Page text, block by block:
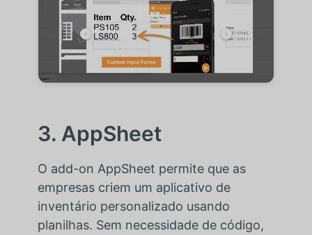
3. AppSheet
O add-on AppSheet permite que as
empresas criem um aplicativo de
inventário personalizado usando
planilhas. Sem necessidade de código,